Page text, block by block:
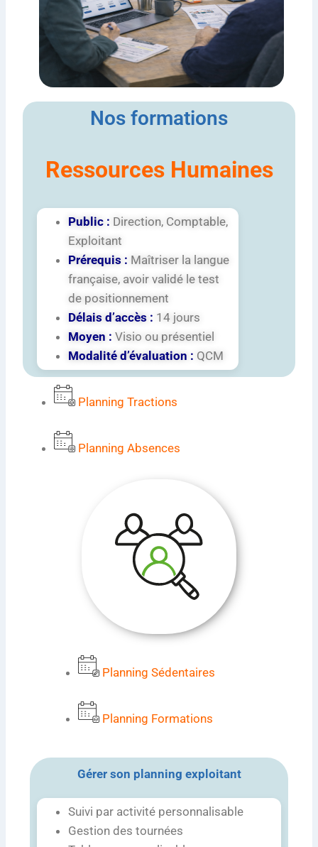
Nos formations
Ressources Humaines
Public : Direction, Comptable,
Exploitant
Prérequis : Maîtriser la langue
française, avoir validé le test
de positionnement
Délais d’accès : 14 jours
Moyen : Visio ou présentiel
Modalité d’évaluation : QCM
Planning Tractions
Planning Absences
Planning Sédentaires
Planning Formations
Gérer son planning exploitant
Suivi par activité personnalisable
Gestion des tournées